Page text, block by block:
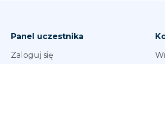
Panel uczestnika
Zaloguj się